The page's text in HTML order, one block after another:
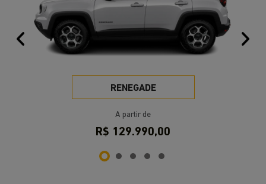
RENEGADE
A partir de
R$ 129.990,00
Anterior